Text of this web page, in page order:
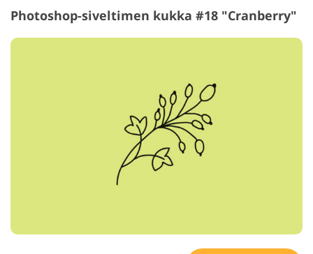
Photoshop-siveltimen kukka #18 "Cranberry"